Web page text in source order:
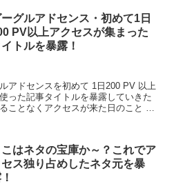
グルアドセンス・初めて1日
PV以上アクセスが集まった
トルを暴露！
アドセンスを初めて 1日200 PV 以上
った記事タイトルを暴露していきた
こはネタの宝庫か～？これでア
セス独り占めしたネタ元を暴